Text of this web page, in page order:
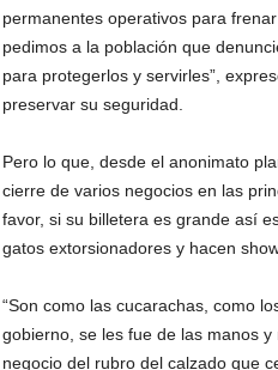
permanentes operativos para
pedimos a la población que
para protegerlos y servirles”,
preservar su seguridad.
Pero lo que, desde el anonimato
cierre de varios negocios en las
favor, si su billetera es grande así
gatos extorsionadores y hacen
“Son como las cucarachas, como
gobierno, se les fue de las manos
negocio del rubro del calzado que